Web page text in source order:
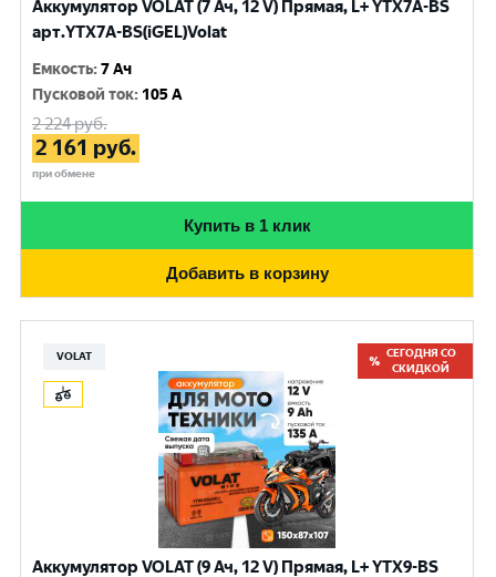
Аккумулятор VOLAT (7 Ач, 12 V) Прямая, L+ YTX7A-BS
арт.YTX7A-BS(iGEL)Volat
Емкость:7 Ач
Пусковой ток: 105 A
2 224руб.
2 161 руб.
при обмене
Купить в 1 клик
Добавить в корзину
VOLAT
СЕГОДНЯ СО
СКИДКОЙ
Аккумулятор VOLAT (9 Ач, 12 V) Прямая, L+ YTX9-BS